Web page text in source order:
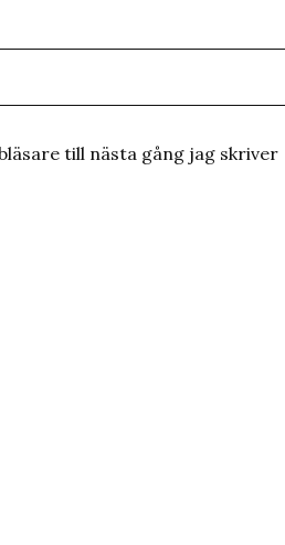
till nästa gång jag skriver